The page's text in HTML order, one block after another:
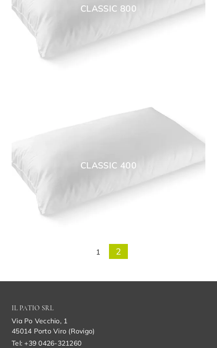
CLASSIC 800
CLASSIC 400
1 2
IL PATIO SRL
Via Po Vecchio, 1
45014 Porto Viro (Rovigo)
Tel: +39 0426-321260